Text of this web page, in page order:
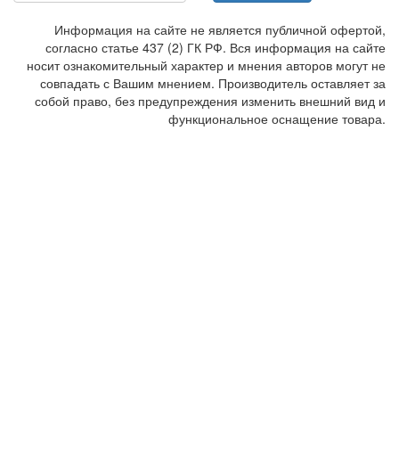
Информация на сайте не является публичной офертой,
согласно статье 437 (2) ГК РФ. Вся информация на сайте
носит ознакомительный характер и мнения авторов могут не
совпадать с Вашим мнением. Производитель оставляет за
собой право, без предупреждения изменить внешний вид и
функциональное оснащение товара.